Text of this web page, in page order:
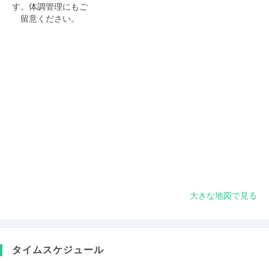
す。体調管理にもご
留意ください。
大きな地図で見る
タイムスケジュール